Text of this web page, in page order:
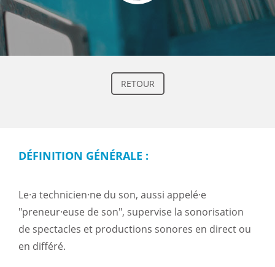
RETOUR
DÉFINITION GÉNÉRALE :
Le·a technicien·ne du son, aussi appelé·e
"preneur·euse de son", supervise la sonorisation
de spectacles et productions sonores en direct ou
en différé.